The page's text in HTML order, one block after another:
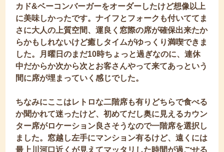
カド&ベーコンバーガーをオーダーしたけど想像以上
に美味しかったです。ナイフとフォークも付いててま
さに大人の上質空間、運良く窓際の席が確保出来たか
らかもしれないけど癒しタイムがゆっくり満喫できま
した。月曜日のまだ10時ちょっと過ぎなのに、連休
中だからか次から次とお客さんやって来てあっという
間に席が埋まっていく感じでした。
ちなみにここはレトロな二階席も有りどちらで食べる
か聞かれて迷ったけど、初めてだし奥に見えるカウン
ター席がロケーション良さそうなので一階席を選択し
ました。窓越し左手にマンション有るけど、遠くには
最上川河口近くが見えてマッタリした時間が過ごせる